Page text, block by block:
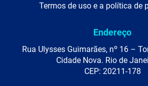
Termos de uso e a política de
Endereço
Rua Ulysses Guimarães, nº 16 –
Cidade Nova. Rio de
CEP: 20211-178